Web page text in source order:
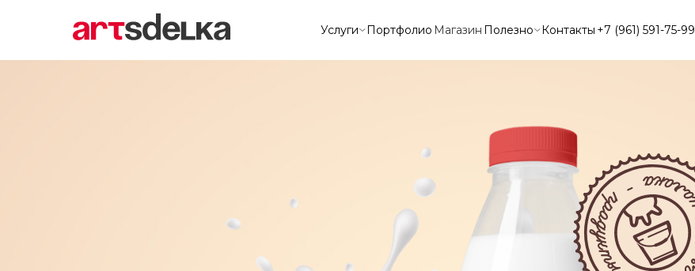
Услуги Портфолио Магазин Полезно Контакты +7 (961) 591-75-99